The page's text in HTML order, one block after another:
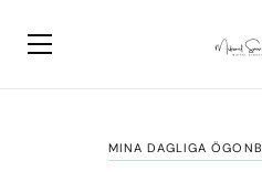
MINA DAGLIGA